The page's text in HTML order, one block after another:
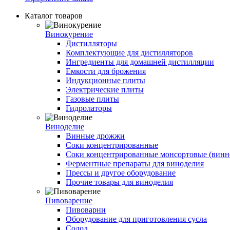
Каталог товаров
Винокурение
Дистилляторы
Комплектующие для дистилляторов
Ингредиенты для домашней дистилляции
Емкости для брожения
Индукционные плиты
Электрические плиты
Газовые плиты
Гидролаторы
Виноделие
Винные дрожжи
Соки концентрированные
Соки концентрированные монсортовые
Ферментные препараты для виноделия
Прессы и другое оборудование
Прочие товары для виноделия
Пивоварение
Пивоварни
Оборудование для приготовления сусла
Солод